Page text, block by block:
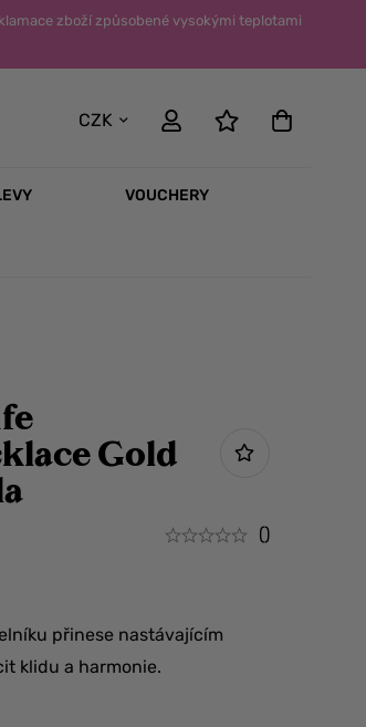
zboží způsobené vysokými teplotami
CZK
VOUCHERY
Gold
()
přinese nastávajícím
klidu a harmonie.